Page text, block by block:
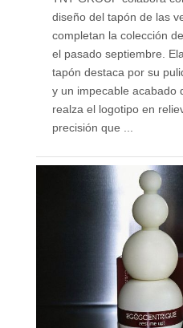
diseño del tapón de las
completan la colección
el pasado septiembre.
tapón destaca por su
y un impecable acabado
realza el logotipo en
precisión que ...